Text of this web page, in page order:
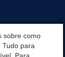
sobre como
Tudo para